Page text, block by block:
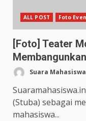
ALL POST Foto
[Foto] Teater
Suara Mahasiswa
(Stuba) sebagai
mahasiswa...